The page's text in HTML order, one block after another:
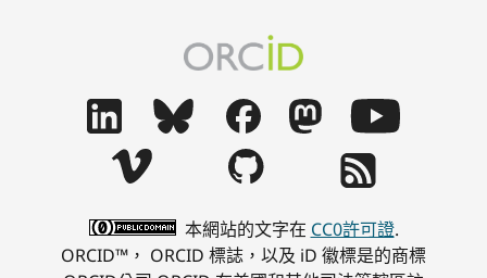
本網站的文字在 CC0許可證.
ORCID™， ORCID 標誌，以及 iD 徽標是的商標